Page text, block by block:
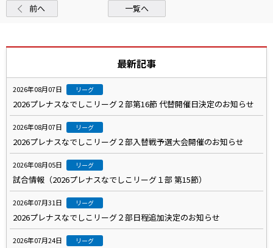
前へ 一覧へ
最新記事
2026年08月07日 リーグ
2026プレナスなでしこリーグ２部第16節 代替開催日決定のお知らせ
2026年08月07日 リーグ
2026プレナスなでしこリーグ２部入替戦予選大会開催のお知らせ
2026年08月05日 リーグ
試合情報（2026プレナスなでしこリーグ１部 第15節）
2026年07月31日 リーグ
2026プレナスなでしこリーグ２部日程追加決定のお知らせ
2026年07月24日 リーグ